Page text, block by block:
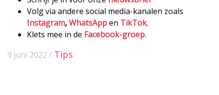
Volg via andere social media-kanalen zoals
Instagram,WhatsAppen TikTok.
Klets mee in de Facebook-groep.
9 juni 2022 / Tips